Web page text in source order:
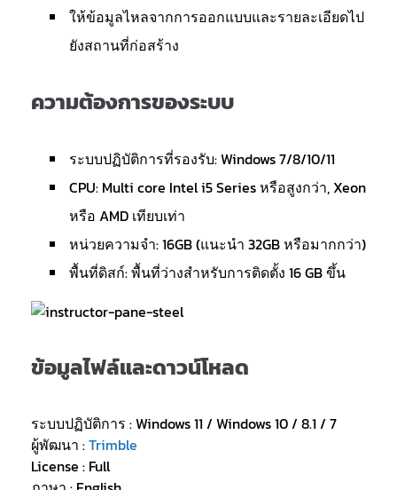
ให้ข้อมูลไหลจากการออกแบบและรายละเอียดไป
ยังสถานที่ก่อสร้าง
ความต้องการของระบบ
ระบบปฏิบัติการที่รองรับ: Windows 7/8/10/11
CPU: Multi core Intel i5 Series หรือสูงกว่า, Xeon
หรือ AMD เทียบเท่า
หน่วยความจำ: 16GB (แนะนำ 32GB หรือมากกว่า)
พื้นที่ดิสก์: พื้นที่ว่างสำหรับการติดตั้ง 16 GB ขึ้น
ข้อมูลไฟล์และดาวน์โหลด
ระบบปฏิบัติการ : Windows 11 / Windows 10 / 8.1 / 7
ผู้พัฒนา :Trimble
License : Full